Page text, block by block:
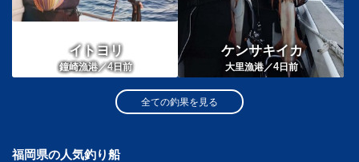
イトヨリ
鐘崎漁港／4日前
ケンサキイカ
大里漁港／4日前
全ての釣果を見る
福岡県の人気釣り船